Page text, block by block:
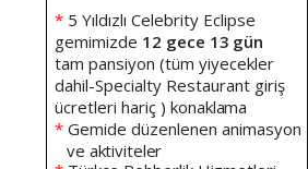
* 5 Yıldızlı Celebrity Eclipse
gemimizde 12 gece 13 gün
tam pansiyon (tüm yiyecekler
dahil-Specialty Restaurant giriş
ücretleri hariç )konaklama
* Gemide düzenlenen animasyon
ve aktiviteler